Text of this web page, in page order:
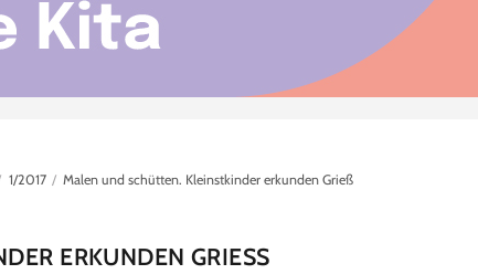
1/2017 Malen und schütten. Kleinstkinder erkunden Grieß
ERKUNDEN GRIESS